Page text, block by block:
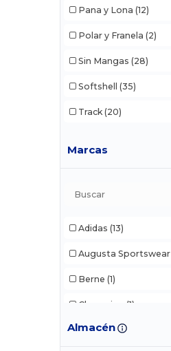
Pana y Lona (12)
Polar y Franela (2)
Sin Mangas (28)
Softshell (35)
Track (20)
Marcas
Adidas (13)
Augusta Sportswear
Berne (1)
Champion (1)
Columbia (12)
Almacén